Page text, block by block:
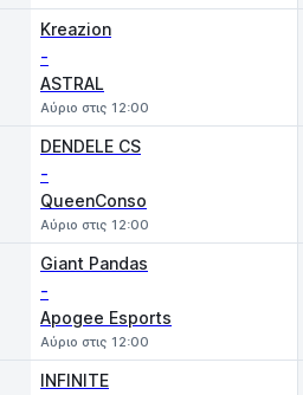
Kreazion
-
ASTRAL
Αύριο στις 12:00
DENDELE CS
-
QueenConso
Αύριο στις 12:00
Giant Pandas
-
Apogee Esports
Αύριο στις 12:00
INFINITE